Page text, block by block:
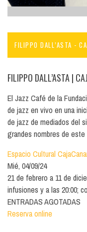
FILIPPO DALL’ASTA -
FILIPPO DALL’ASTA|
El Jazz Café de la
de jazz en vivo en una
de jazz de mediados del
grandes nombres de
Espacio Cultural
Mié, 04/09/24
21 de febrero a 11 de
infusiones y a las 20:00;
ENTRADAS AGOTADAS
Reserva online